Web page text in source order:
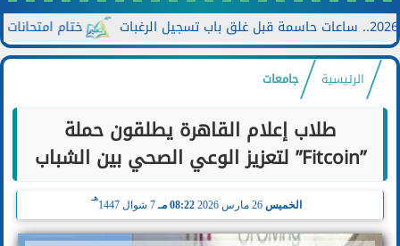
ختام امتحانات الدور الثاني
الرئيسية جامعات
طلاب إعلام القاهرة يطلقون حملة
”Fitcoin” لتعزيز الوعي الصحي بين الشباب
الخميس 08:22 مـ 7 شوال 1447
هـ